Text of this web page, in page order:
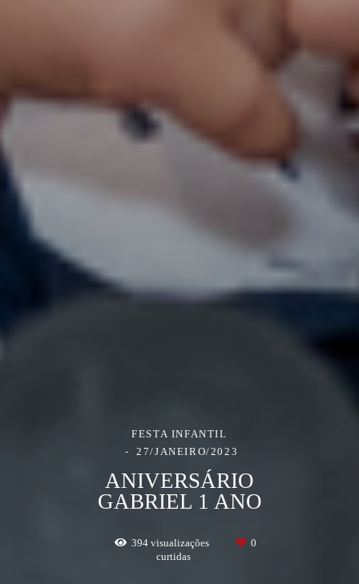
FESTA INFANTIL
27/JANEIRO/2023
ANIVERSÁRIO
GABRIEL 1 ANO
394 visualizações
0
curtidas